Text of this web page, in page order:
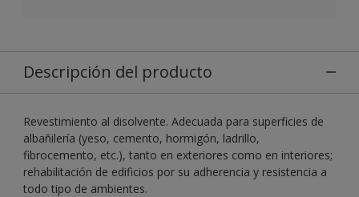
Descripción del producto
Revestimiento al disolvente. Adecuada para superficies de
albañilería (yeso, cemento, hormigón, ladrillo,
fibrocemento, etc.), tanto en exteriores como en interiores;
rehabilitación de edificios por su adherencia y resistencia a
todo tipo de ambientes.